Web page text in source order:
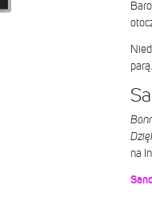
parą.
na